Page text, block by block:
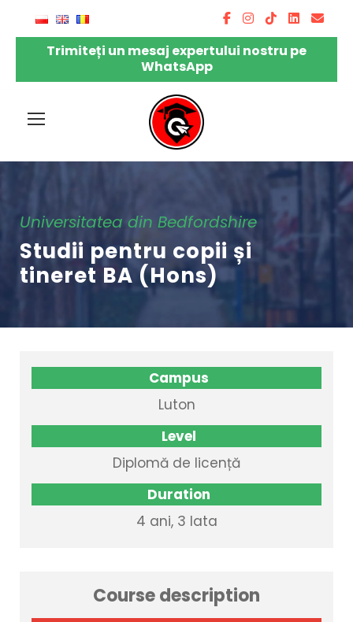
Trimiteți un mesaj expertului nostru pe
WhatsApp
Universitatea din Bedfordshire
Studii pentru copii și
tineret BA (Hons)
Campus
Luton
Level
Diplomă de licență
Duration
4 ani, 3 lata
Course description